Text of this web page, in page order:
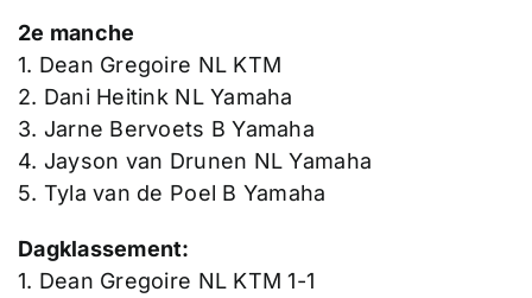
2e manche
1. Dean Gregoire NL KTM
2. Dani Heitink NL Yamaha
3. Jarne Bervoets B Yamaha
4. Jayson van Drunen NL Yamaha
5. Tyla van de Poel B Yamaha
Dagklassement:
1. Dean Gregoire NL KTM 1-1